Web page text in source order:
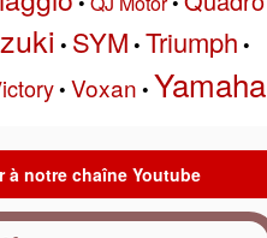
• SYM • Triumph •
• Voxan • Yamaha